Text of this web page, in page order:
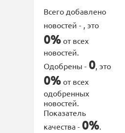
Всего добавлено
новостей - , это
0% от всех
новостей.
Одобрены - 0, это
0% от всех
одобренных
новостей.
Показатель
качества - 0%.